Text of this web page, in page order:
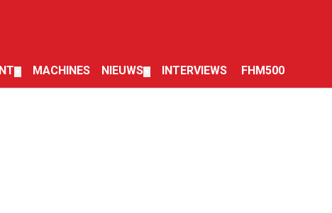
MACHINES NIEUWS INTERVIEWS FHM500